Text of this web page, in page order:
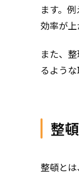
ます。
効率が
また、
るような
整頓
整頓と